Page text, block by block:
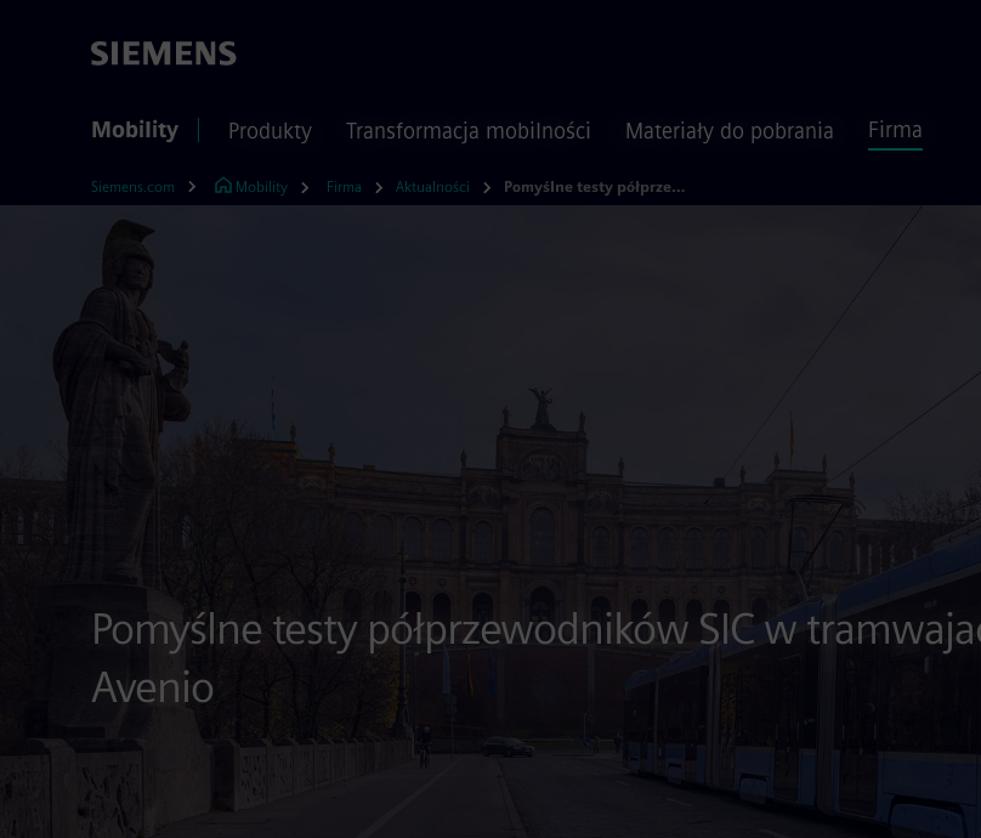
Mobility Produkty Transformacja mobilności Materiały do pobrania Firma
Siemens.com Mobility Firma Aktualności Pomyślne testy półprzewodników SIC w tramwajach Avenio
Pomyślne testy półprzewodników SIC w
Avenio